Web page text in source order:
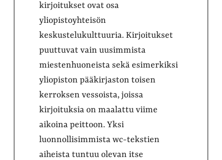
kirjoitukset ovat osa
yliopistoyhteisön
keskustelukulttuuria. Kirjoitukset
puuttuvat vain uusimmista
miestenhuoneista sekä esimerkiksi
yliopiston pääkirjaston toisen
kerroksen vessoista, joissa
kirjoituksia on maalattu viime
aikoina peittoon. Yksi
luonnollisimmista wc-tekstien
aiheista tuntuu olevan itse